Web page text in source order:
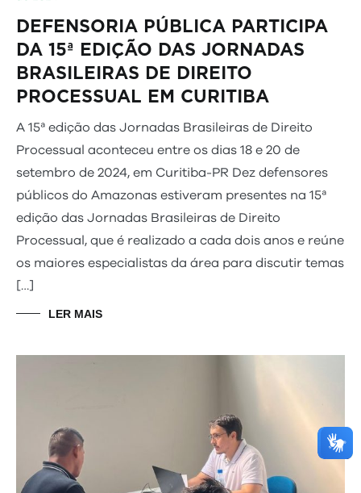
DEFENSORIA PÚBLICA PARTICIPA
DA 15ª EDIÇÃO DAS JORNADAS
BRASILEIRAS DE DIREITO
PROCESSUAL EM CURITIBA
A 15ª edição das Jornadas Brasileiras de Direito
Processual aconteceu entre os dias 18 e 20 de
setembro de 2024, em Curitiba-PR Dez defensores
públicos do Amazonas estiveram presentes na 15ª
edição das Jornadas Brasileiras de Direito
Processual, que é realizado a cada dois anos e reúne
os maiores especialistas da área para discutir temas
[…]
LER MAIS